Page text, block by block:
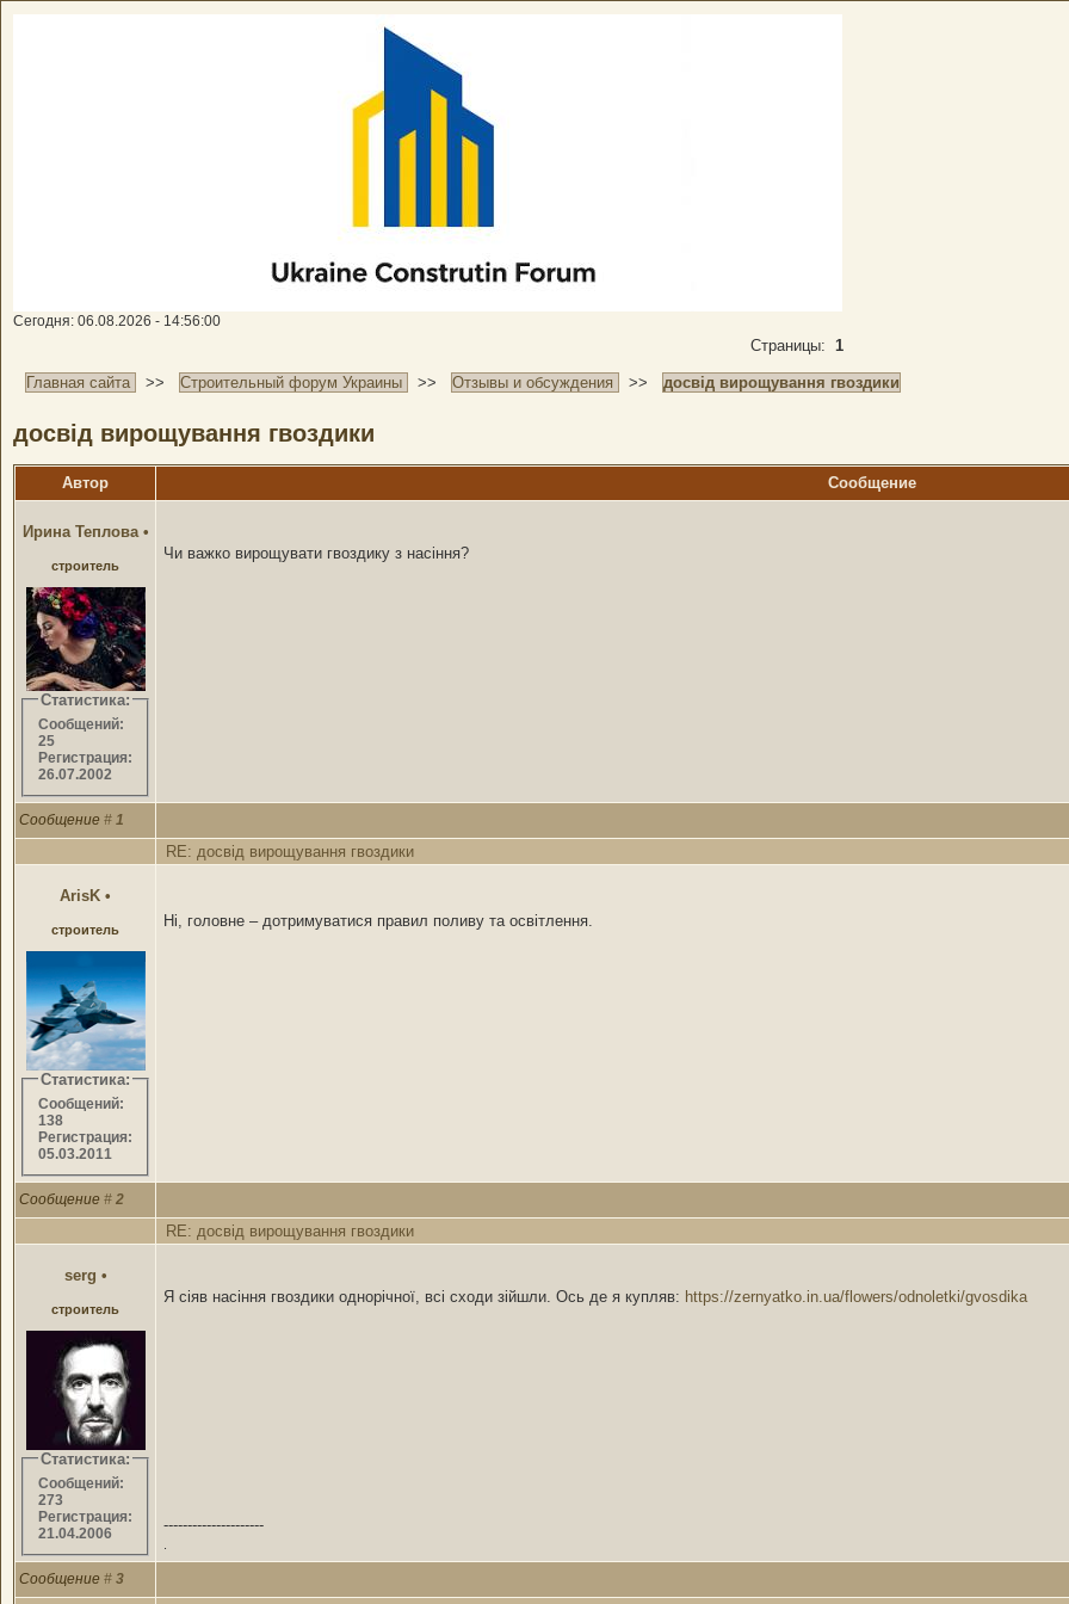
Сегодня: 06.08.2026 - 14:56:00
Страницы: 1
Главная сайта >> Строительный форум Украины >> Отзывы и обсуждения >> досвід вирощування гвоздики
досвід вирощування гвоздики
Автор Сообщение
Ирина Теплова •
строитель
Статистика:
Сообщений:
25
Регистрация:
26.07.2002
Чи важко вирощувати гвоздику з насіння?
Сообщение # 1
RE: досвід вирощування гвоздики
ArisK •
строитель
Статистика:
Сообщений:
138
Регистрация:
05.03.2011
Ні, головне – дотримуватися правил поливу та освітлення.
Сообщение # 2
RE: досвід вирощування гвоздики
serg •
строитель
Статистика:
Сообщений:
273
Регистрация:
21.04.2006
Я сіяв насіння гвоздики однорічної, всі сходи зійшли. Ось де я купляв: https://zernyatko.in.ua/flowers/odnoletki/gvosdika
---------------------
Сообщение # 3